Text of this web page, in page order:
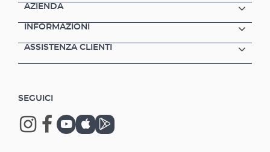
AZIENDA
INFORMAZIONI
ASSISTENZA CLIENTI
SEGUICI